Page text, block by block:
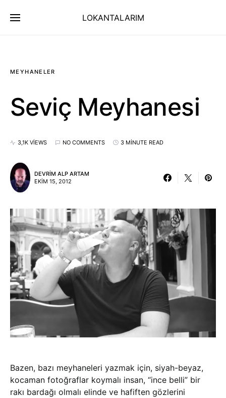
LOKANTALARIM
MEYHANELER
Seviç Meyhanesi
3,1K VIEWS NO COMMENTS 3 MINUTE READ
DEVRIM ALP ARTAM
EKIM 15, 2012
Bazen, bazı meyhaneleri yazmak için, siyah-beyaz,
kocaman fotoğraflar koymalı insan, “ince belli” bir
rakı bardağı olmalı elinde ve hafiften gözlerini